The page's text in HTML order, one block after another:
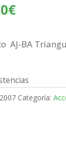
€
AJ-BA
Categoría: